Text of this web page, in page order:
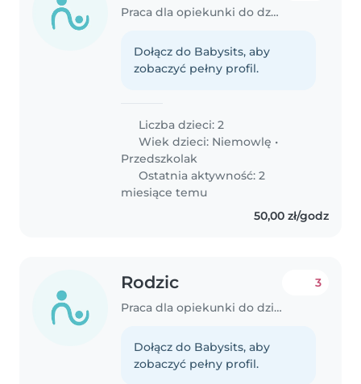
Praca dla opiekunki do dziecka w Warszawa
Dołącz do Babysits, aby
zobaczyć pełny profil.
Liczba dzieci: 2
Wiek dzieci: Niemowlę •
Przedszkolak
Ostatnia aktywność: 2
miesiące temu
50,00 zł/godz
Rodzic
Praca dla opiekunki do dziecka w Tychy
3
Dołącz do Babysits, aby
zobaczyć pełny profil.